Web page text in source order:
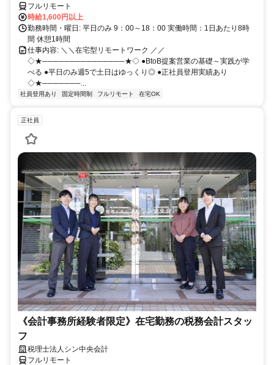
フルリモート
時給1,600円以上
勤務時間・曜日: 平日のみ 9：00～18：00 実働時間：1日あたり8時
間 休憩1時間
仕事内容: ＼＼在宅型リモートワーク ／／
◇★───────────────★◇ ●BtoB提案営業の基礎～実践が学
べる ●平日のみ週5で土日はゆっくり◎ ●正社員登用実績あり
◇★───────...
社員登用あり 固定時間制 フルリモート 在宅OK
正社員
《会計事務所経験者限定》在宅勤務の税務会計スタッ
フ
税理士法人シン中央会計
フルリモート